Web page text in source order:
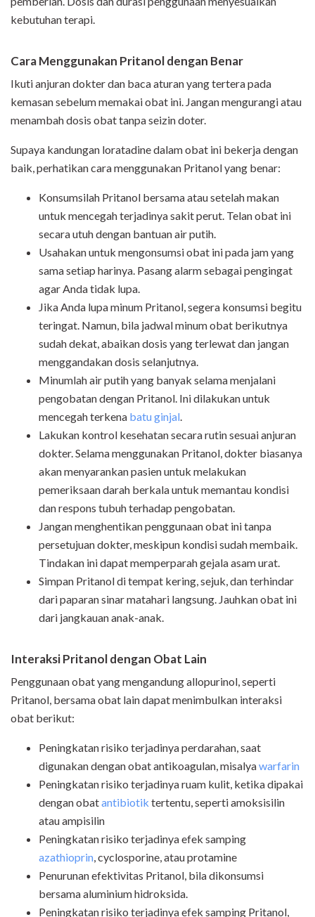
kebutuhan terapi.
Cara Menggunakan Pritanol dengan Benar
Ikuti anjuran dokter dan baca aturan yang tertera pada
kemasan sebelum memakai obat ini. Jangan mengurangi atau
menambah dosis obat tanpa seizin doter.
Supaya kandungan loratadine dalam obat ini bekerja dengan
baik, perhatikan cara menggunakan Pritanol yang benar:
Konsumsilah Pritanol bersama atau setelah makan
untuk mencegah terjadinya sakit perut. Telan obat ini
secara utuh dengan bantuan air putih.
Usahakan untuk mengonsumsi obat ini pada jam yang
sama setiap harinya. Pasang alarm sebagai pengingat
agar Anda tidak lupa.
Jika Anda lupa minum Pritanol, segera konsumsi begitu
teringat. Namun, bila jadwal minum obat berikutnya
sudah dekat, abaikan dosis yang terlewat dan jangan
menggandakan dosis selanjutnya.
Minumlah air putih yang banyak selama menjalani
pengobatan dengan Pritanol. Ini dilakukan untuk
mencegah terkena batu ginjal.
Lakukan kontrol kesehatan secara rutin sesuai anjuran
dokter. Selama menggunakan Pritanol, dokter biasanya
akan menyarankan pasien untuk melakukan
pemeriksaan darah berkala untuk memantau kondisi
dan respons tubuh terhadap pengobatan.
Jangan menghentikan penggunaan obat ini tanpa
persetujuan dokter, meskipun kondisi sudah membaik.
Tindakan ini dapat memperparah gejala asam urat.
Simpan Pritanol di tempat kering, sejuk, dan terhindar
dari paparan sinar matahari langsung. Jauhkan obat ini
dari jangkauan anak-anak.
Interaksi Pritanol dengan Obat Lain
Penggunaan obat yang mengandung allopurinol, seperti
Pritanol, bersama obat lain dapat menimbulkan interaksi
obat berikut:
Peningkatan risiko terjadinya perdarahan, saat
digunakan dengan obat antikoagulan, misalyawarfarin
Peningkatan risiko terjadinya ruam kulit, ketika dipakai
dengan obatantibiotik tertentu, seperti amoksisilin
atau ampisilin
Peningkatan risiko terjadinya efek samping
azathioprin, cyclosporine, atau protamine
Penurunan efektivitas Pritanol, bila dikonsumsi
bersama aluminium hidroksida.
Peningkatan risiko terjadinya efek samping Pritanol,